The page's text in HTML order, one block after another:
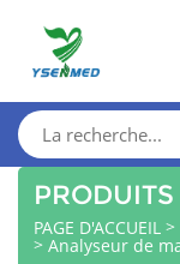
PRODUITS
PAGE D'ACCUEIL >
> Analyseur de